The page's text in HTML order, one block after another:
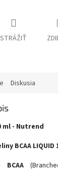
STRÁŽIŤ
Diskusia
ml - Nutrend
BCAA
BCAA